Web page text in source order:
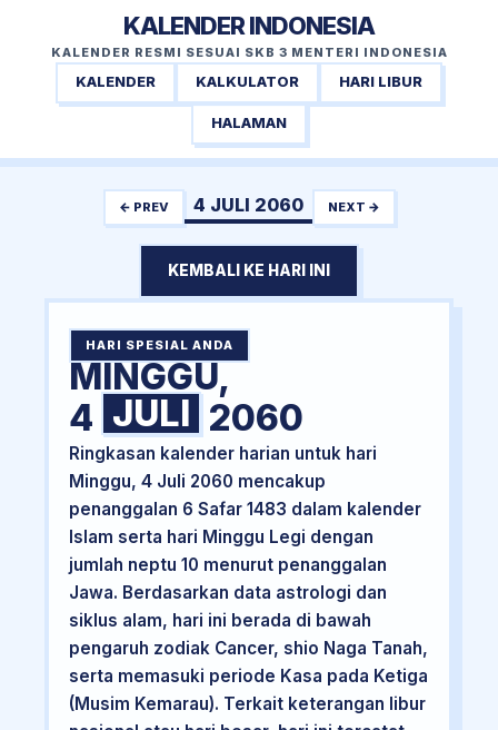
KALENDER INDONESIA
KALENDER RESMI SESUAI SKB 3 MENTERI INDONESIA
KALENDER KALKULATOR HARI LIBUR
HALAMAN
← PREV 4 JULI 2060 NEXT →
KEMBALI KE HARI INI
HARI SPESIAL ANDA
MINGGU,
4 JULI 2060
Ringkasan kalender harian untuk hari
Minggu, 4 Juli 2060 mencakup
penanggalan 6 Safar 1483 dalam kalender
Islam serta hari Minggu Legi dengan
jumlah neptu 10 menurut penanggalan
Jawa. Berdasarkan data astrologi dan
siklus alam, hari ini berada di bawah
pengaruh zodiak Cancer, shio Naga Tanah,
serta memasuki periode Kasa pada Ketiga
(Musim Kemarau). Terkait keterangan libur